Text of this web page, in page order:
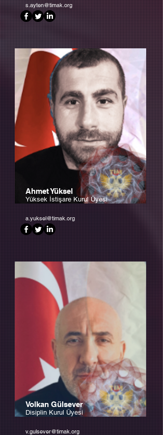
s.ayten@timak.org
Ahmet Yüksel
Yüksek İstişare Kurul Üyesi
a.yuksel@timak.org
Volkan Gülsever
Disiplin Kurul Üyesi
v.gulsever@timak.org